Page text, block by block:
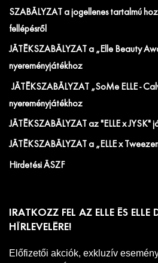
SZABÁLYZAT a jogellenes tartalmú
fellépésről
JÁTÉKSZABÁLYZAT a „Elle Beauty
nyereményjátékhoz
JÁTÉKSZABÁLYZAT „SoMe ELLE -
nyereményjátékhoz
JÁTÉKSZABÁLYZAT az "ELLE x JYSK"
JÁTÉKSZABÁLYZAT a „ELLE x
Hirdetési ÁSZF
IRATKOZZ FEL AZ ELLE ÉS
HÍRLEVELÉRE!
Előfizetői akciók, exkluzív